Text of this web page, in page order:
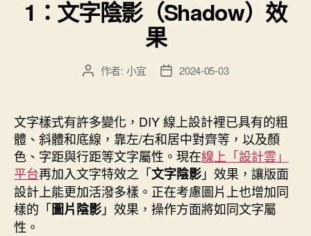
1：文字陰影（Shadow）效
果
文
者
作者: 小宜
文
佈
日
期
2024-05-03
文字樣式有許多變化，DIY 線上設計裡已具有的粗
體、斜體和底線，靠左/右和居中對齊等，以及顏
色、字距與行距等文字屬性。現在線上「設計雲」
平台再加入文字特效之「文字陰影」效果，讓版面
設計上能更加活潑多樣。正在考慮圖片上也增加同
樣的「圖片陰影」效果，操作方面將如同文字屬
性。